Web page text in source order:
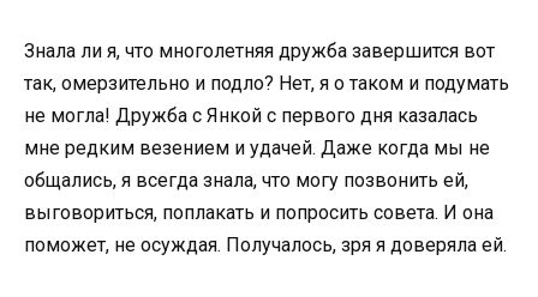
Знала ли я, что многолетняя дружба завершится вот
так, омерзительно и подло? Нет, я о таком и подумать
не могла! Дружба с Янкой с первого дня казалась
мне редким везением и удачей. Даже когда мы не
общались, я всегда знала, что могу позвонить ей,
выговориться, поплакать и попросить совета. И она
поможет, не осуждая. Получалось, зря я доверяла ей.